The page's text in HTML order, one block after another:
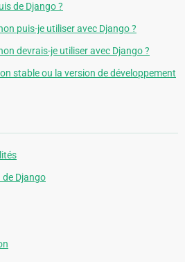
de Django ?
puis-je utiliser avec Django ?
devrais-je utiliser avec Django ?
stable ou la version de développement
de Django